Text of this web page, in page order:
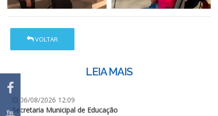
VOLTAR
LEIA MAIS
06/08/2026 12:09
Secretaria Municipal de Educação